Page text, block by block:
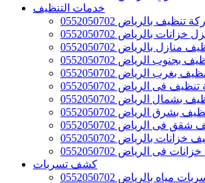
خدمات التنظيف
تنظيف بالرياض 0552050702
بالرياض 0552050702
بالرياض 0552050702
الرياض 0552050702
بغرب الرياض 0552050702
فى الرياض 0552050702
الرياض 0552050702
بشرق الرياض 0552050702
فى الرياض 0552050702
بالرياض 0552050702
فى الرياض 0552050702
كشف تسربات
بالرياض 0552050702